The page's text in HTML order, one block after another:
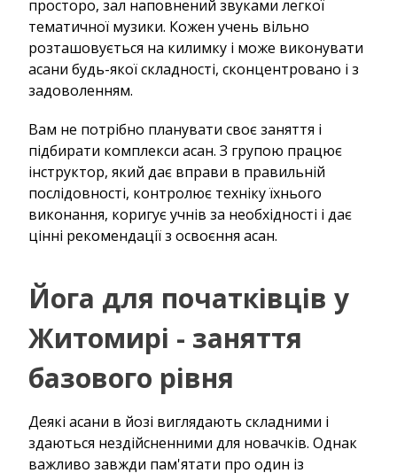
просторо, зал наповнений звуками легкої
тематичної музики. Кожен учень вільно
розташовується на килимку і може виконувати
асани будь-якої складності, сконцентровано і з
задоволенням.
Вам не потрібно планувати своє заняття і
підбирати комплекси асан. З групою працює
інструктор, який дає вправи в правильній
послідовності, контролює техніку їхнього
виконання, коригує учнів за необхідності і дає
цінні рекомендації з освоєння асан.
Йога для початківців у
Житомирі - заняття
базового рівня
Деякі асани в йозі виглядають складними і
здаються нездійсненними для новачків. Однак
важливо завжди пам'ятати про один із